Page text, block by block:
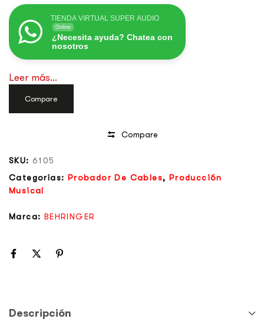
TIENDA VIRTUAL SUPER AUDIO
Online
¿Necesita ayuda? Chatea con
nosotros
Leer más...
Compare
Compare
SKU: 6105
Categorías: Probador De Cables, Producción
Musical
Marca: BEHRINGER
Descripción